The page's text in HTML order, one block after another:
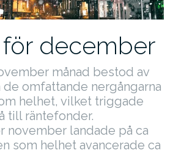
december
månad bestod av
omfattande nergångarna
helhet, vilket triggade
till räntefonder.
november landade på ca
som helhet avancerade ca